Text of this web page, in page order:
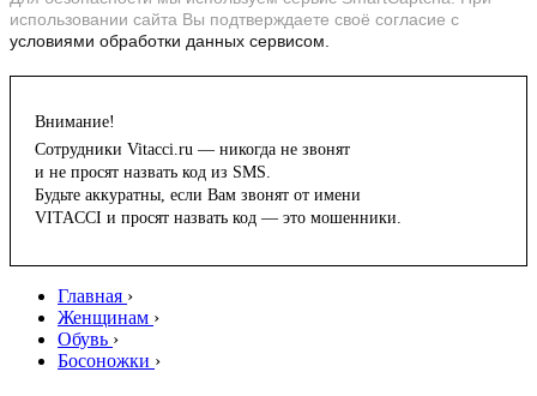
использовании сайта Вы подтверждаете своё согласие с
условиями обработки данных сервисом.
Внимание!
Сотрудники Vitacci.ru — никогда не звонят
и не просят назвать код из SMS.
Будьте аккуратны, если Вам звонят от имени
VITACCI и просят назвать код — это мошенники.
Главная ›
Женщинам ›
Обувь ›
Босоножки ›